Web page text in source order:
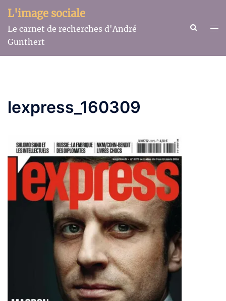
Aller
au
contenu
L'image sociale
Le carnet de recherches d'André
Gunthert
lexpress_160309